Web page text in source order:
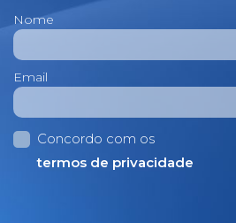
Nome
Email
Concordo com os
termos de privacidade